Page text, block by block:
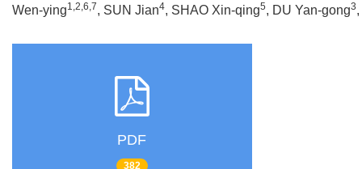
Wen-ying1,2,6,7, SUN Jian4, SHAO Xin-qing5, DU Yan-gong3
PDF
382